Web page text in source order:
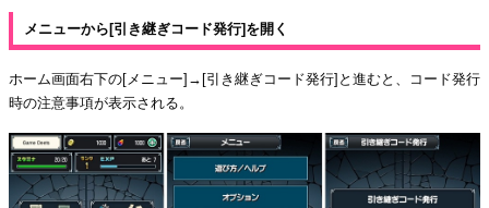
メニューから[引き継ぎコード発行]を開く
ホーム画面右下の[メニュー]→[引き継ぎコード発行]と進むと、コード発行
時の注意事項が表示される。